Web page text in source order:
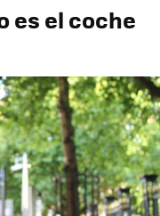
es el coche